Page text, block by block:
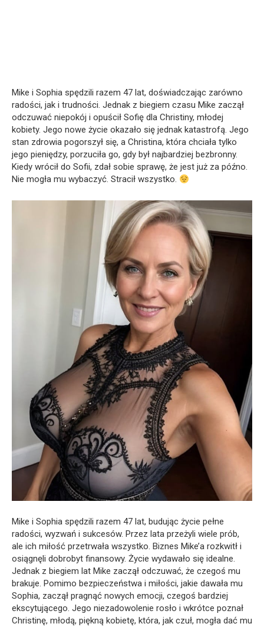
Mike i Sophia spędzili razem 47 lat, doświadczając zarówno
radości, jak i trudności. Jednak z biegiem czasu Mike zaczął
odczuwać niepokój i opuścił Sofię dla Christiny, młodej
kobiety. Jego nowe życie okazało się jednak katastrofą. Jego
stan zdrowia pogorszył się, a Christina, która chciała tylko
jego pieniędzy, porzuciła go, gdy był najbardziej bezbronny.
Kiedy wrócił do Sofii, zdał sobie sprawę, że jest już za późno.
Nie mogła mu wybaczyć. Stracił wszystko.
Mike i Sophia spędzili razem 47 lat, budując życie pełne
radości, wyzwań i sukcesów. Przez lata przeżyli wiele prób,
ale ich miłość przetrwała wszystko. Biznes Mike’a rozkwitł i
osiągnęli dobrobyt finansowy. Życie wydawało się idealne.
Jednak z biegiem lat Mike zaczął odczuwać, że czegoś mu
brakuje. Pomimo bezpieczeństwa i miłości, jakie dawała mu
Sophia, zaczął pragnąć nowych emocji, czegoś bardziej
ekscytującego. Jego niezadowolenie rosło i wkrótce poznał
Christinę, młodą, piękną kobietę, która, jak czuł, mogła dać mu